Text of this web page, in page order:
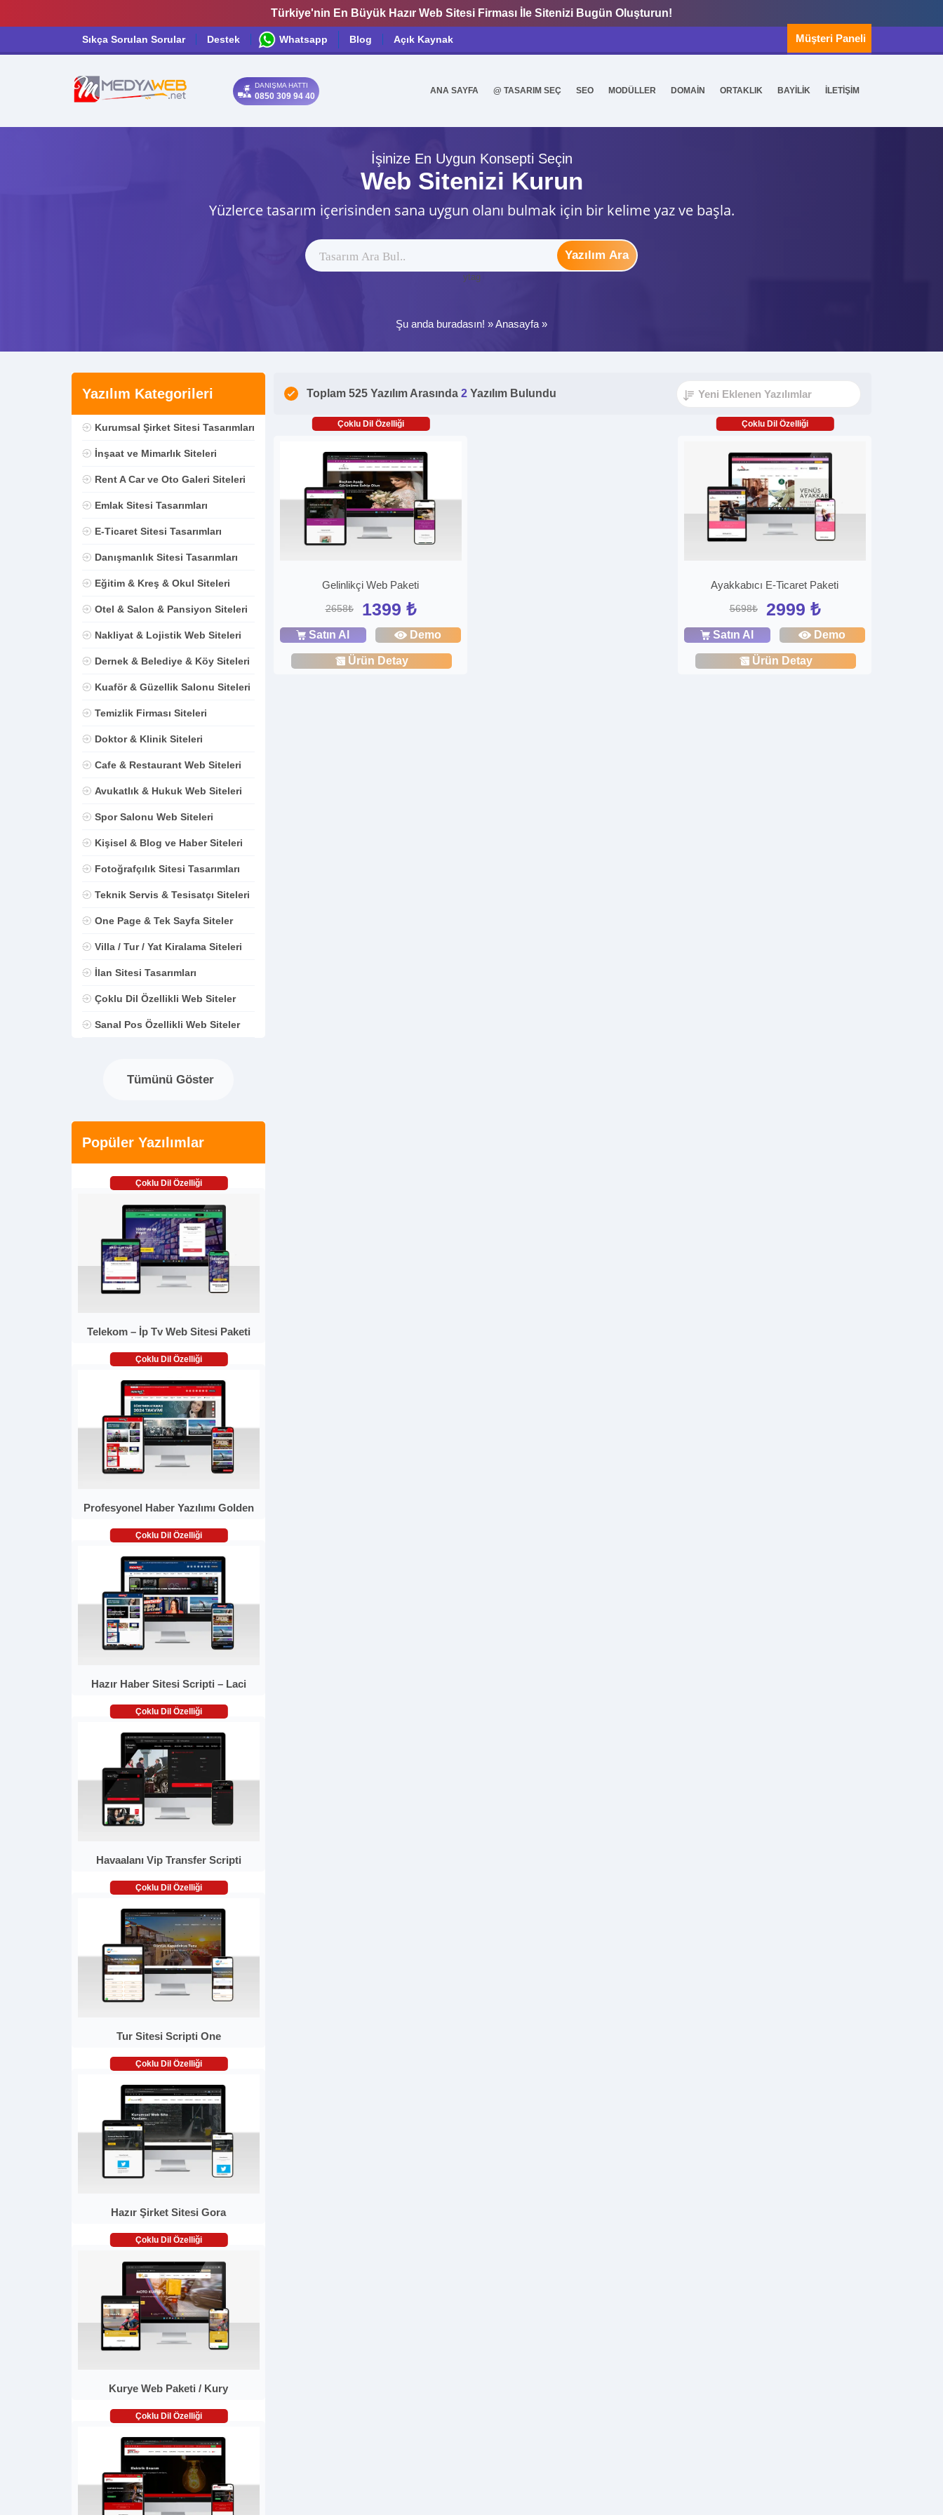
Türkiye'nin En Büyük Hazır Web Sitesi Firması İle Sitenizi Bugün Oluşturun!
Sıkça Sorulan Sorular Destek Whatsapp Blog Açık Kaynak Müşteri Paneli
DANIŞMA HATTI
0850 309 94 40
ANA SAYFA @ TASARIM SEÇ SEO MODÜLLER DOMAİN ORTAKLIK BAYİLİK İLETİŞİM
İşinize En Uygun Konsepti Seçin
Web Sitenizi Kurun
Yüzlerce tasarım içerisinden sana uygun olanı bulmak için bir kelime yaz ve başla.
Yazılım Ara
ytag
Şu anda buradasın! »Anasayfa »
Yazılım Kategorileri
Kurumsal Şirket Sitesi Tasarımları
İnşaat ve Mimarlık Siteleri
Rent A Car ve Oto Galeri Siteleri
Emlak Sitesi Tasarımları
E-Ticaret Sitesi Tasarımları
Danışmanlık Sitesi Tasarımları
Eğitim & Kreş & Okul Siteleri
Otel & Salon & Pansiyon Siteleri
Nakliyat & Lojistik Web Siteleri
Dernek & Belediye & Köy Siteleri
Kuaför & Güzellik Salonu Siteleri
Temizlik Firması Siteleri
Doktor & Klinik Siteleri
Cafe & Restaurant Web Siteleri
Avukatlık & Hukuk Web Siteleri
Spor Salonu Web Siteleri
Kişisel & Blog ve Haber Siteleri
Fotoğrafçılık Sitesi Tasarımları
Teknik Servis & Tesisatçı Siteleri
One Page & Tek Sayfa Siteler
Villa / Tur / Yat Kiralama Siteleri
İlan Sitesi Tasarımları
Çoklu Dil Özellikli Web Siteler
Sanal Pos Özellikli Web Siteler
Tümünü Göster
Popüler Yazılımlar
Çoklu Dil Özelliği
Telekom – İp Tv Web Sitesi Paketi
Çoklu Dil Özelliği
Profesyonel Haber Yazılımı Golden
Çoklu Dil Özelliği
Hazır Haber Sitesi Scripti – Laci
Çoklu Dil Özelliği
Havaalanı Vip Transfer Scripti
Çoklu Dil Özelliği
Tur Sitesi Scripti One
Çoklu Dil Özelliği
Hazır Şirket Sitesi Gora
Çoklu Dil Özelliği
Kurye Web Paketi / Kury
Çoklu Dil Özelliği
Toplam 525 Yazılım Arasında 2 Yazılım Bulundu
Çoklu Dil Özelliği
Gelinlikçi Web Paketi
2658₺ 1399 ₺
Satın Al Demo
Ürün Detay
Çoklu Dil Özelliği
Ayakkabıcı E-Ticaret Paketi
5698₺ 2999 ₺
Satın Al Demo
Ürün Detay